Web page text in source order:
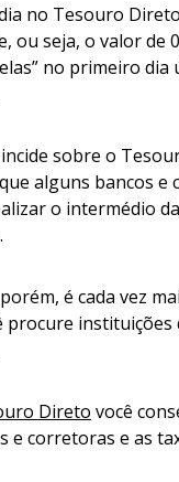
no Tesouro
ou seja, o valor de
no primeiro dia
sobre o
alguns bancos e
o intermédio
é cada vez
procure instituições
Direto você
e corretoras e as